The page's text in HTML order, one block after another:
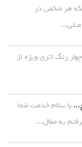
هر شخص در
رنگ اثری ویژه از
با سلام خدمت شما
یه مقال...